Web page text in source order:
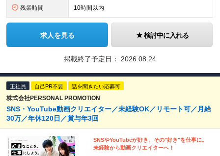
残業時間 10時間以内
求人を見る 検討中に入れる
掲載終了予定日： 2026.08.24
正社員 自己PR不要 話を聞きたい応募可
株式会社PERSONAL PROMOTION
SNS・YouTube動画クリエイター／未経験OK／リモート可／月給
30万／年休120日／賞与年3回
SNSやYouTubeが好き。その"好き"を仕事に。
未経験から動画クリエイターへ！